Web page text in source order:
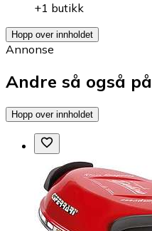
+1 butikk
Hopp over innholdet
Annonse
Andre så også på
Hopp over innholdet